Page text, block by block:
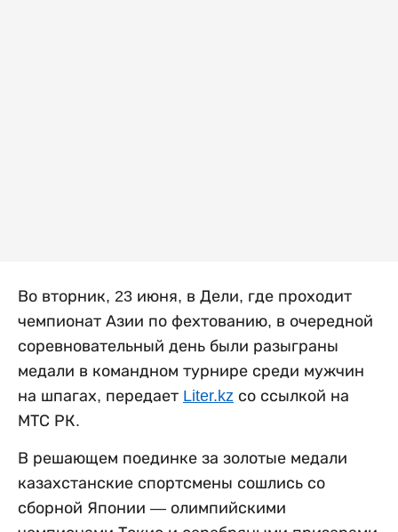
Во вторник, 23 июня, в Дели, где проходит
чемпионат Азии по фехтованию, в очередной
соревновательный день были разыграны
медали в командном турнире среди мужчин
на шпагах, передает Liter.kz со ссылкой на
МТС РК.
В решающем поединке за золотые медали
казахстанские спортсмены сошлись со
сборной Японии — олимпийскими